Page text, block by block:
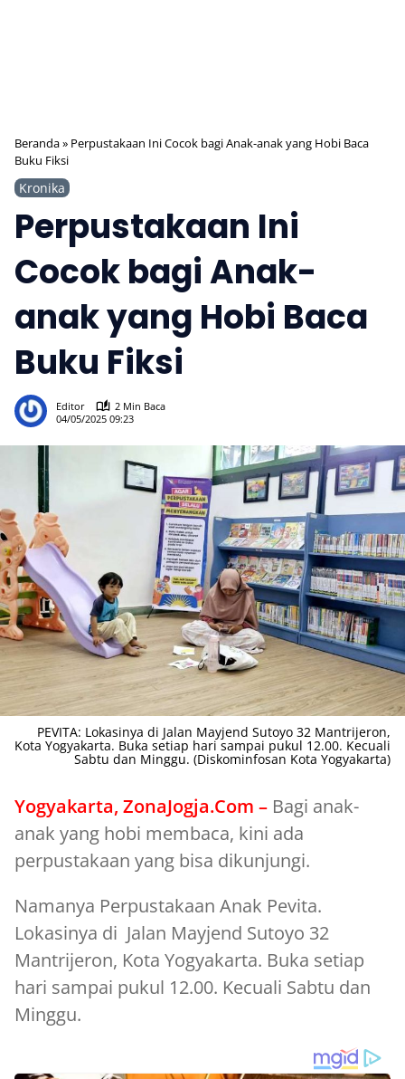
Beranda» Perpustakaan Ini Cocok bagi Anak-anak yang Hobi Baca
Buku Fiksi
Kronika
Perpustakaan Ini
Cocok bagi Anak-
anak yang Hobi Baca
Buku Fiksi
Editor
2 Min Baca
04/05/2025 09:23
PEVITA: Lokasinya di Jalan Mayjend Sutoyo 32 Mantrijeron,
Kota Yogyakarta. Buka setiap hari sampai pukul 12.00. Kecuali
Sabtu dan Minggu. (Diskominfosan Kota Yogyakarta)
Yogyakarta, ZonaJogja.Com – Bagi anak-
anak yang hobi membaca, kini ada
perpustakaan yang bisa dikunjungi.
Namanya Perpustakaan Anak Pevita.
Lokasinya di Jalan Mayjend Sutoyo 32
Mantrijeron, Kota Yogyakarta. Buka setiap
hari sampai pukul 12.00. Kecuali Sabtu dan
Minggu.